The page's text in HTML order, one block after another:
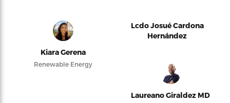
Kiara Gerena
Renewable Energy
Lcdo Josué Cardona
Hernández
Laureano Giraldez MD